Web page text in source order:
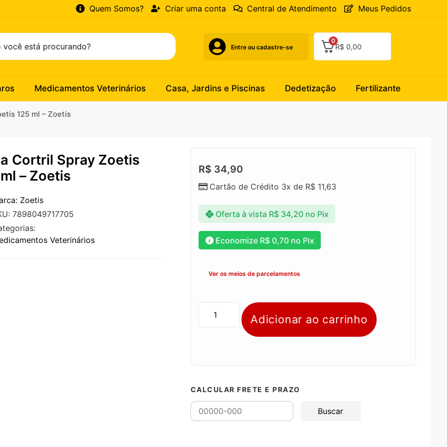
Quem Somos? Criar uma conta Central de Atendimento Meus Pedidos
Entre ou cadastre-se
0
R$ 0,00
Medicamentos Veterinários Casa, Jardins e Piscinas Dedetização Fertilizante
125 ml – Zoetis
Cortril Spray Zoetis
– Zoetis
Zoetis
7898049717705
Veterinários
R$ 34,90
Cartão de Crédito 3x de R$11,63
Oferta à vista R$34,20 no Pix
Economize R$0,70no Pix
Ver os meios de parcelamentos
Adicionar ao carrinho
CALCULAR FRETE E PRAZO